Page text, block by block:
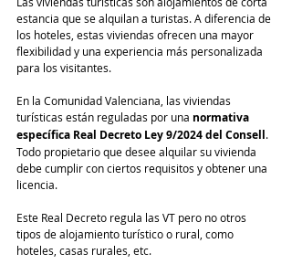
estancia que se alquilan a turistas. A diferencia de
los hoteles, estas viviendas ofrecen una mayor
flexibilidad y una experiencia más personalizada
para los visitantes.
En la Comunidad Valenciana, las viviendas
turísticas están reguladas por una normativa
específica Real Decreto Ley 9/2024 del Consell.
Todo propietario que desee alquilar su vivienda
debe cumplir con ciertos requisitos y obtener una
licencia.
Este Real Decreto regula las VT pero no otros
tipos de alojamiento turístico o rural, como
hoteles, casas rurales, etc.